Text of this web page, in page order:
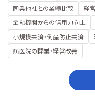
同業他社との業績比較
経
金融機関からの信用力向上
小規模共済・倒産防止共済
病医院の開業・経営改善